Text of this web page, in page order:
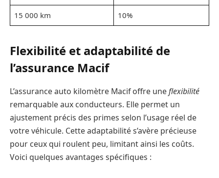
15 000 km 10%
Flexibilité et adaptabilité de
l’assurance Macif
L’assurance auto kilomètre Macif offre uneflexibilité
remarquable aux conducteurs. Elle permet un
ajustement précis des primes selon l’usage réel de
votre véhicule. Cette adaptabilité s’avère précieuse
pour ceux qui roulent peu, limitant ainsi les coûts.
Voici quelques avantages spécifiques :